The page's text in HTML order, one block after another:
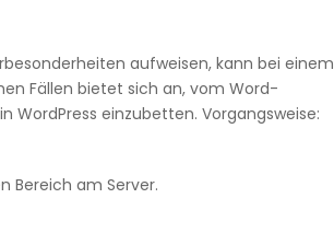
aufweisen, kann bei einem
Fällen bietet sich an, vom Word-
WordPress einzubetten. Vorgangsweise:
Bereich am Server.